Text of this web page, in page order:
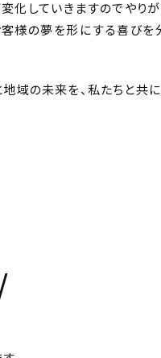
していきますのでやりが
様の夢を形にする喜びを
域の未来を、私たちと共